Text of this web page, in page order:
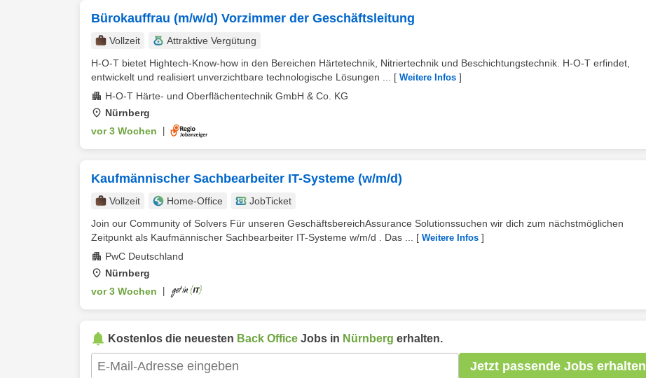
Bürokauffrau (m/w/d) Vorzimmer der Geschäftsleitung
Vollzeit
Attraktive Vergütung
H-O-T bietet Hightech-Know-how in den Bereichen Härtetechnik, Nitriertechnik und Beschichtungstechnik. H-O-T erfindet,
entwickelt und realisiert unverzichtbare technologische Lösungen ...
[ Weitere Infos ]
H-O-T Härte- und Oberflächentechnik GmbH & Co. KG
Nürnberg
vor 3 Wochen
Kaufmännischer Sachbearbeiter IT-Systeme (w/m/d)
Vollzeit Home-Office
JobTicket
Join our Community of Solvers Für unseren GeschäftsbereichAssurance Solutionssuchen wir dich zum nächstmöglichen
Zeitpunkt als Kaufmännischer Sachbearbeiter IT-Systeme w/m/d . Das ...
[ Weitere Infos ]
PwC Deutschland
Nürnberg
vor 3 Wochen
Kostenlos die neuesten Back Office Jobs in Nürnberg erhalten.
Jetzt passende Jobs erhalten